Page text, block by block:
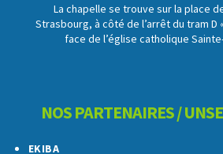
La chapelle se trouve sur la place
Strasbourg, à côté de l’arrêt du tram D
face de l’église catholique
NOS PARTENAIRES /
EKIBA